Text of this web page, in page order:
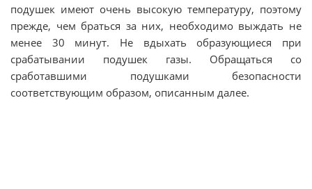
подушек имеют очень высокую температуру, поэтому
прежде, чем браться за них, необходимо выждать не
менее 30 минут. Не вдыхать образующиеся при
срабатывании подушек газы. Обращаться со
сработавшими подушками безопасности
соответствующим образом, описанным далее.